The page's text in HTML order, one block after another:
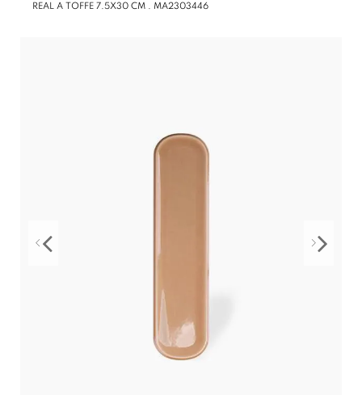
REAL A TOFFE 7.5X30 CM . MA2303446